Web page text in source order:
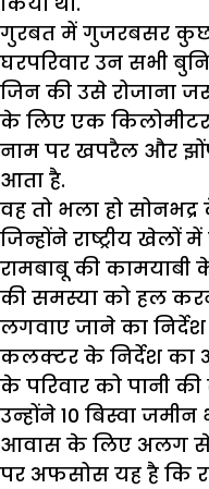
गुरबत में गुजरबसर
घरपरिवार उन सभी
जिन की उसे रोजाना
के लिए एक
नाम पर खपरैल और
आता है.
वह तो भला हो
जिन्होंने राष्ट्रीय
रामबाबू की
की समस्या को हल
लगवाए जाने का निर्देश
कलक्टर के निर्देश का
के परिवार को पानी
उन्होंने 10 बिस्वा
आवास के लिए अलग से
पर अफसोस यह है कि